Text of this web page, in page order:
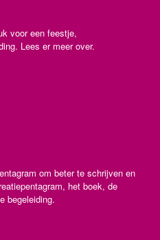
voor een feestje,
Lees er meer over.
om beter te schrijven en
het boek, de
begeleiding.